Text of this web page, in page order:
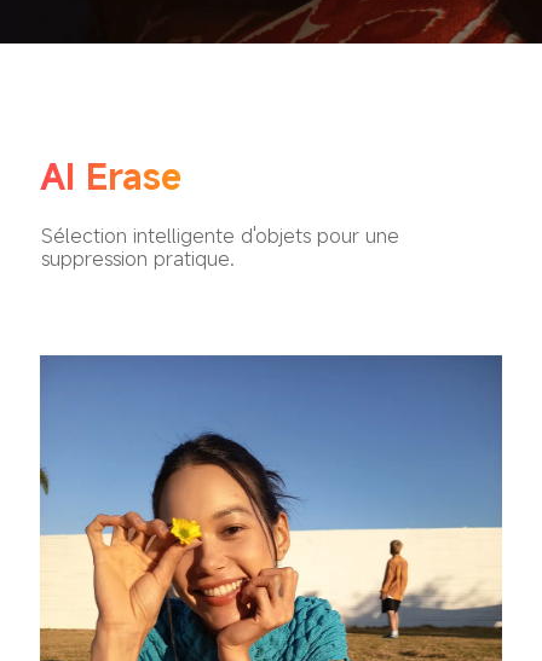
AI Erase
Sélection intelligente d'objets pour une
suppression pratique.